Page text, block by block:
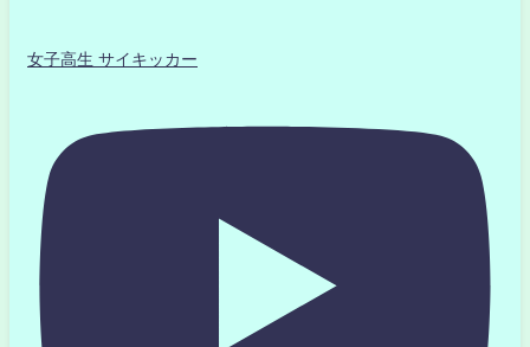
女子高生 サイキッカー